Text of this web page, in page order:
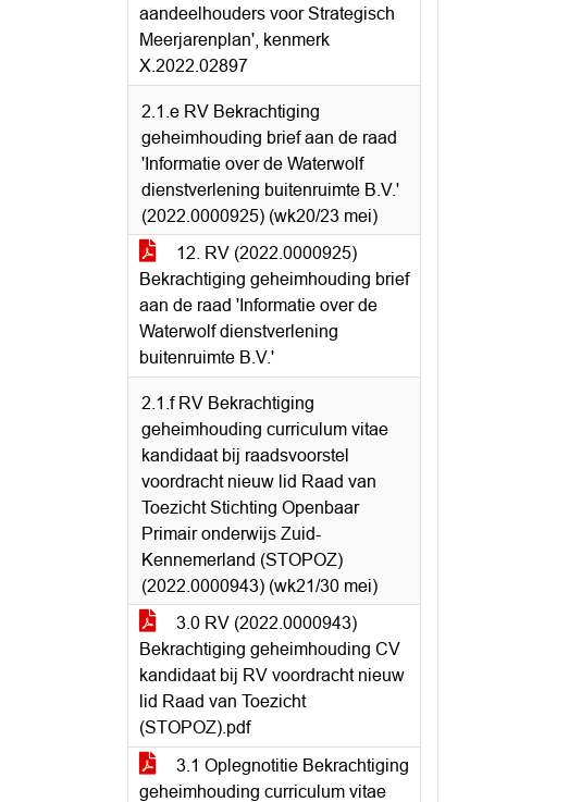
aandeelhouders voor Strategisch
Meerjarenplan', kenmerk
X.2022.02897
2.1.e RV Bekrachtiging
geheimhouding brief aan de raad
'Informatie over de Waterwolf
dienstverlening buitenruimte B.V.'
(2022.0000925) (wk20/23 mei)
12. RV (2022.0000925)
Bekrachtiging geheimhouding brief
aan de raad 'Informatie over de
Waterwolf dienstverlening
buitenruimte B.V.'
2.1.f RV Bekrachtiging
geheimhouding curriculum vitae
kandidaat bij raadsvoorstel
voordracht nieuw lid Raad van
Toezicht Stichting Openbaar
Primair onderwijs Zuid-
Kennemerland (STOPOZ)
(2022.0000943) (wk21/30 mei)
3.0 RV (2022.0000943)
Bekrachtiging geheimhouding CV
kandidaat bij RV voordracht nieuw
lid Raad van Toezicht
(STOPOZ).pdf
3.1 Oplegnotitie Bekrachtiging
geheimhouding curriculum vitae